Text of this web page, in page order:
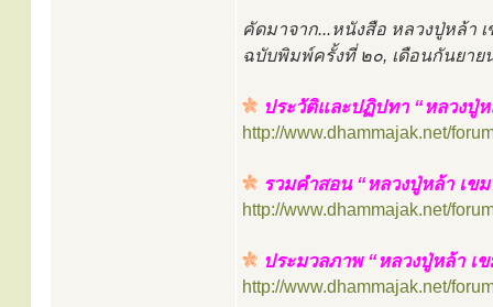
คัดมาจาก...หนังสือ หลวงปู่หล้า
ฉบับพิมพ์ครั้งที่ ๒๐, เดือนกันยา
ประวัติและปฏิปทา “หลวงปู่
http://www.dhammajak.net/
รวมคำสอน “หลวงปู่หล้า เข
http://www.dhammajak.net/
ประมวลภาพ “หลวงปู่หล้า เ
http://www.dhammajak.net/